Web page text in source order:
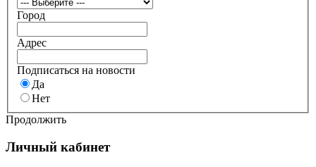
Город
Адрес
Подписаться на новости
Да
Нет
Продолжить
Личный кабинет